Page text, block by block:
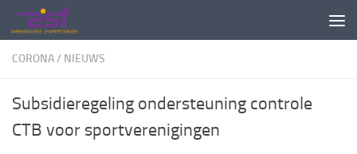
Doorgaan naar inhoud
CORONA/ NIEUWS
Subsidieregeling ondersteuning controle
CTB voor sportverenigingen